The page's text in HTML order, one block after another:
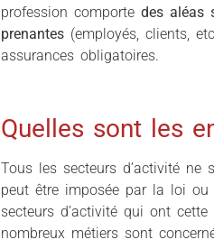
profession comporte des aléas
prenantes(employés, clients,
assurances obligatoires.
Quelles sont les
Tous les secteurs d’activité ne
peut être imposée par la loi ou
secteurs d’activité qui ont cette
nombreux métiers sont